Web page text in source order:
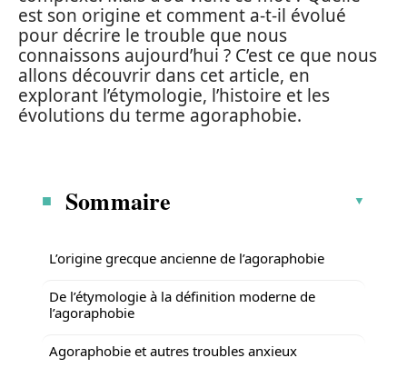
est son origine et comment a-t-il évolué
pour décrire le trouble que nous
connaissons aujourd’hui ? C’est ce que nous
allons découvrir dans cet article, en
explorant l’étymologie, l’histoire et les
évolutions du terme agoraphobie.
Sommaire
L’origine grecque ancienne de l’agoraphobie
De l’étymologie à la définition moderne de
l’agoraphobie
Agoraphobie et autres troubles anxieux